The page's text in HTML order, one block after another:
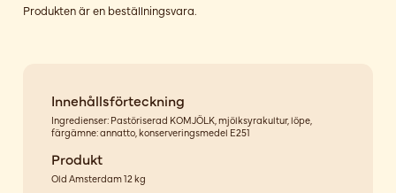
Produkten är en beställningsvara.
Innehållsförteckning
Ingredienser: Pastöriserad KOMJÖLK, mjölksyrakultur, löpe,
färgämne: annatto, konserveringsmedel E251
Produkt
Old Amsterdam 12 kg